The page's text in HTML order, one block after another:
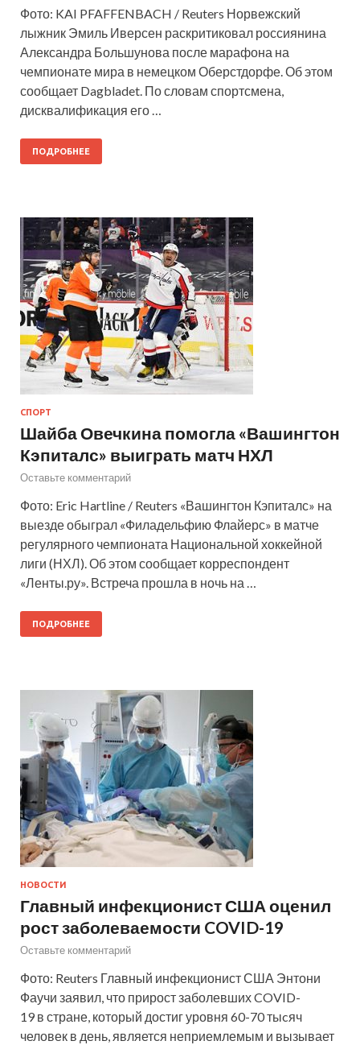
Фото: KAI PFAFFENBACH / Reuters Норвежский
лыжник Эмиль Иверсен раскритиковал россиянина
Александра Большунова после марафона на
чемпионате мира в немецком Оберстдорфе. Об этом
сообщает Dagbladet. По словам спортсмена,
дисквалификация его …
ПОДРОБНЕЕ
СПОРТ
Шайба Овечкина помогла «Вашингтон
Кэпиталс» выиграть матч НХЛ
Оставьте комментарий
Фото: Eric Hartline / Reuters «Вашингтон Кэпиталс» на
выезде обыграл «Филадельфию Флайерс» в матче
регулярного чемпионата Национальной хоккейной
лиги (НХЛ). Об этом сообщает корреспондент
«Ленты.ру». Встреча прошла в ночь на …
ПОДРОБНЕЕ
НОВОСТИ
Главный инфекционист США оценил
рост заболеваемости COVID-19
Оставьте комментарий
Фото: Reuters Главный инфекционист США Энтони
Фаучи заявил, что прирост заболевших COVID-
19 в стране, который достиг уровня 60-70 тыcяч
человек в день, является неприемлемым и вызывает